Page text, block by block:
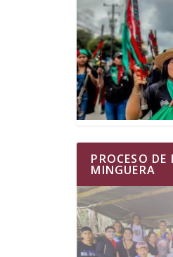
PROCESO
MINGUERA